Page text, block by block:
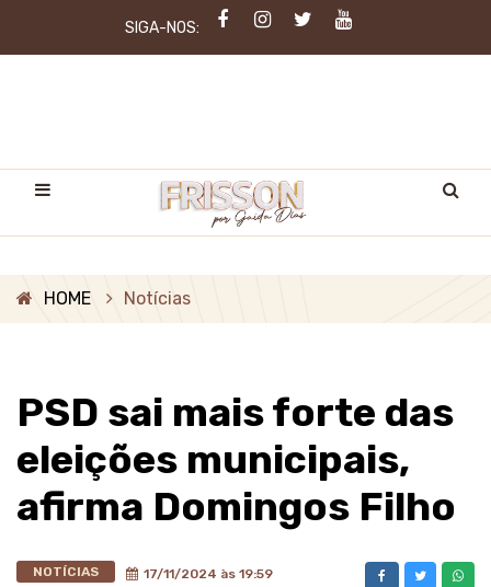
SIGA-NOS:
HOME Notícias
PSD sai mais forte das
eleições municipais,
afirma Domingos Filho
NOTÍCIAS 17/11/2024 às 19:59